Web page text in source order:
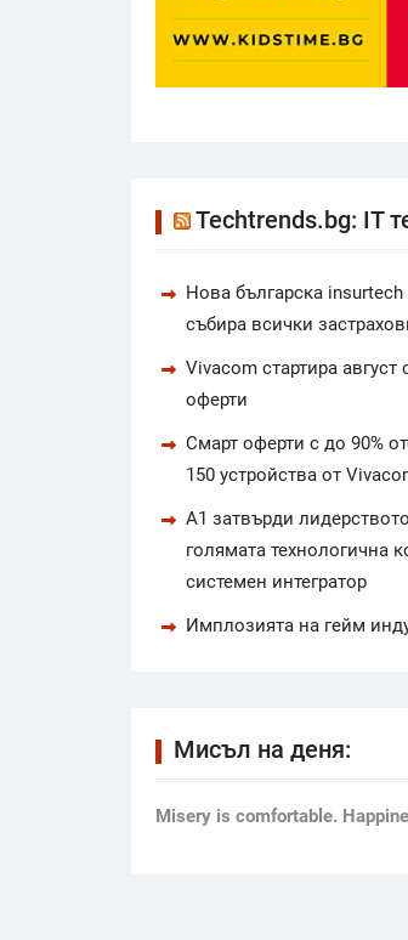
Techtrends.bg: IT
Нова българска
събира всички
Vivacom стартира
оферти
Смарт оферти с до 90%
150 устройства от
А1 затвърди
голямата технологична
системен интегратор
Имплозията на гейм
Мисъл на деня:
Мisery is comfortable.